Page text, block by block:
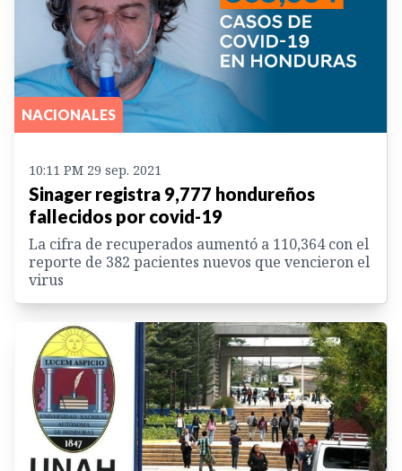
NACIONALES
10:11 PM 29 sep. 2021
Sinager registra 9,777 hondureños
fallecidos por covid-19
La cifra de recuperados aumentó a 110,364 con el
reporte de 382 pacientes nuevos que vencieron el
virus